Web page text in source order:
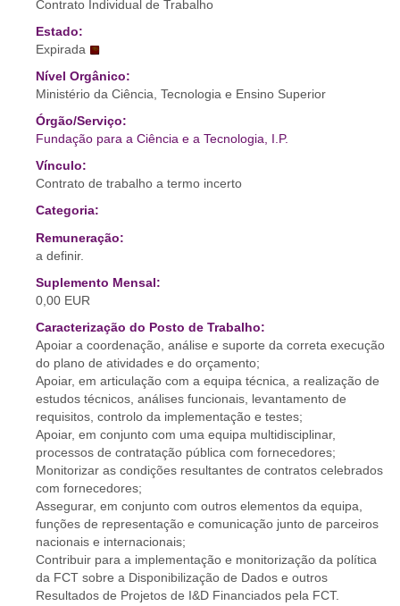
Contrato Individual de Trabalho
Estado:
Expirada
Nível Orgânico:
Ministério da Ciência, Tecnologia e Ensino Superior
Órgão/Serviço:
Fundação para a Ciência e a Tecnologia, I.P.
Vínculo:
Contrato de trabalho a termo incerto
Categoria:
Remuneração:
a definir.
Suplemento Mensal:
0,00 EUR
Caracterização do Posto de Trabalho:
Apoiar a coordenação, análise e suporte da correta execução
do plano de atividades e do orçamento;
Apoiar, em articulação com a equipa técnica, a realização de
estudos técnicos, análises funcionais, levantamento de
requisitos, controlo da implementação e testes;
Apoiar, em conjunto com uma equipa multidisciplinar,
processos de contratação pública com fornecedores;
Monitorizar as condições resultantes de contratos celebrados
com fornecedores;
Assegurar, em conjunto com outros elementos da equipa,
funções de representação e comunicação junto de parceiros
nacionais e internacionais;
Contribuir para a implementação e monitorização da política
da FCT sobre a Disponibilização de Dados e outros
Resultados de Projetos de I&D Financiados pela FCT.